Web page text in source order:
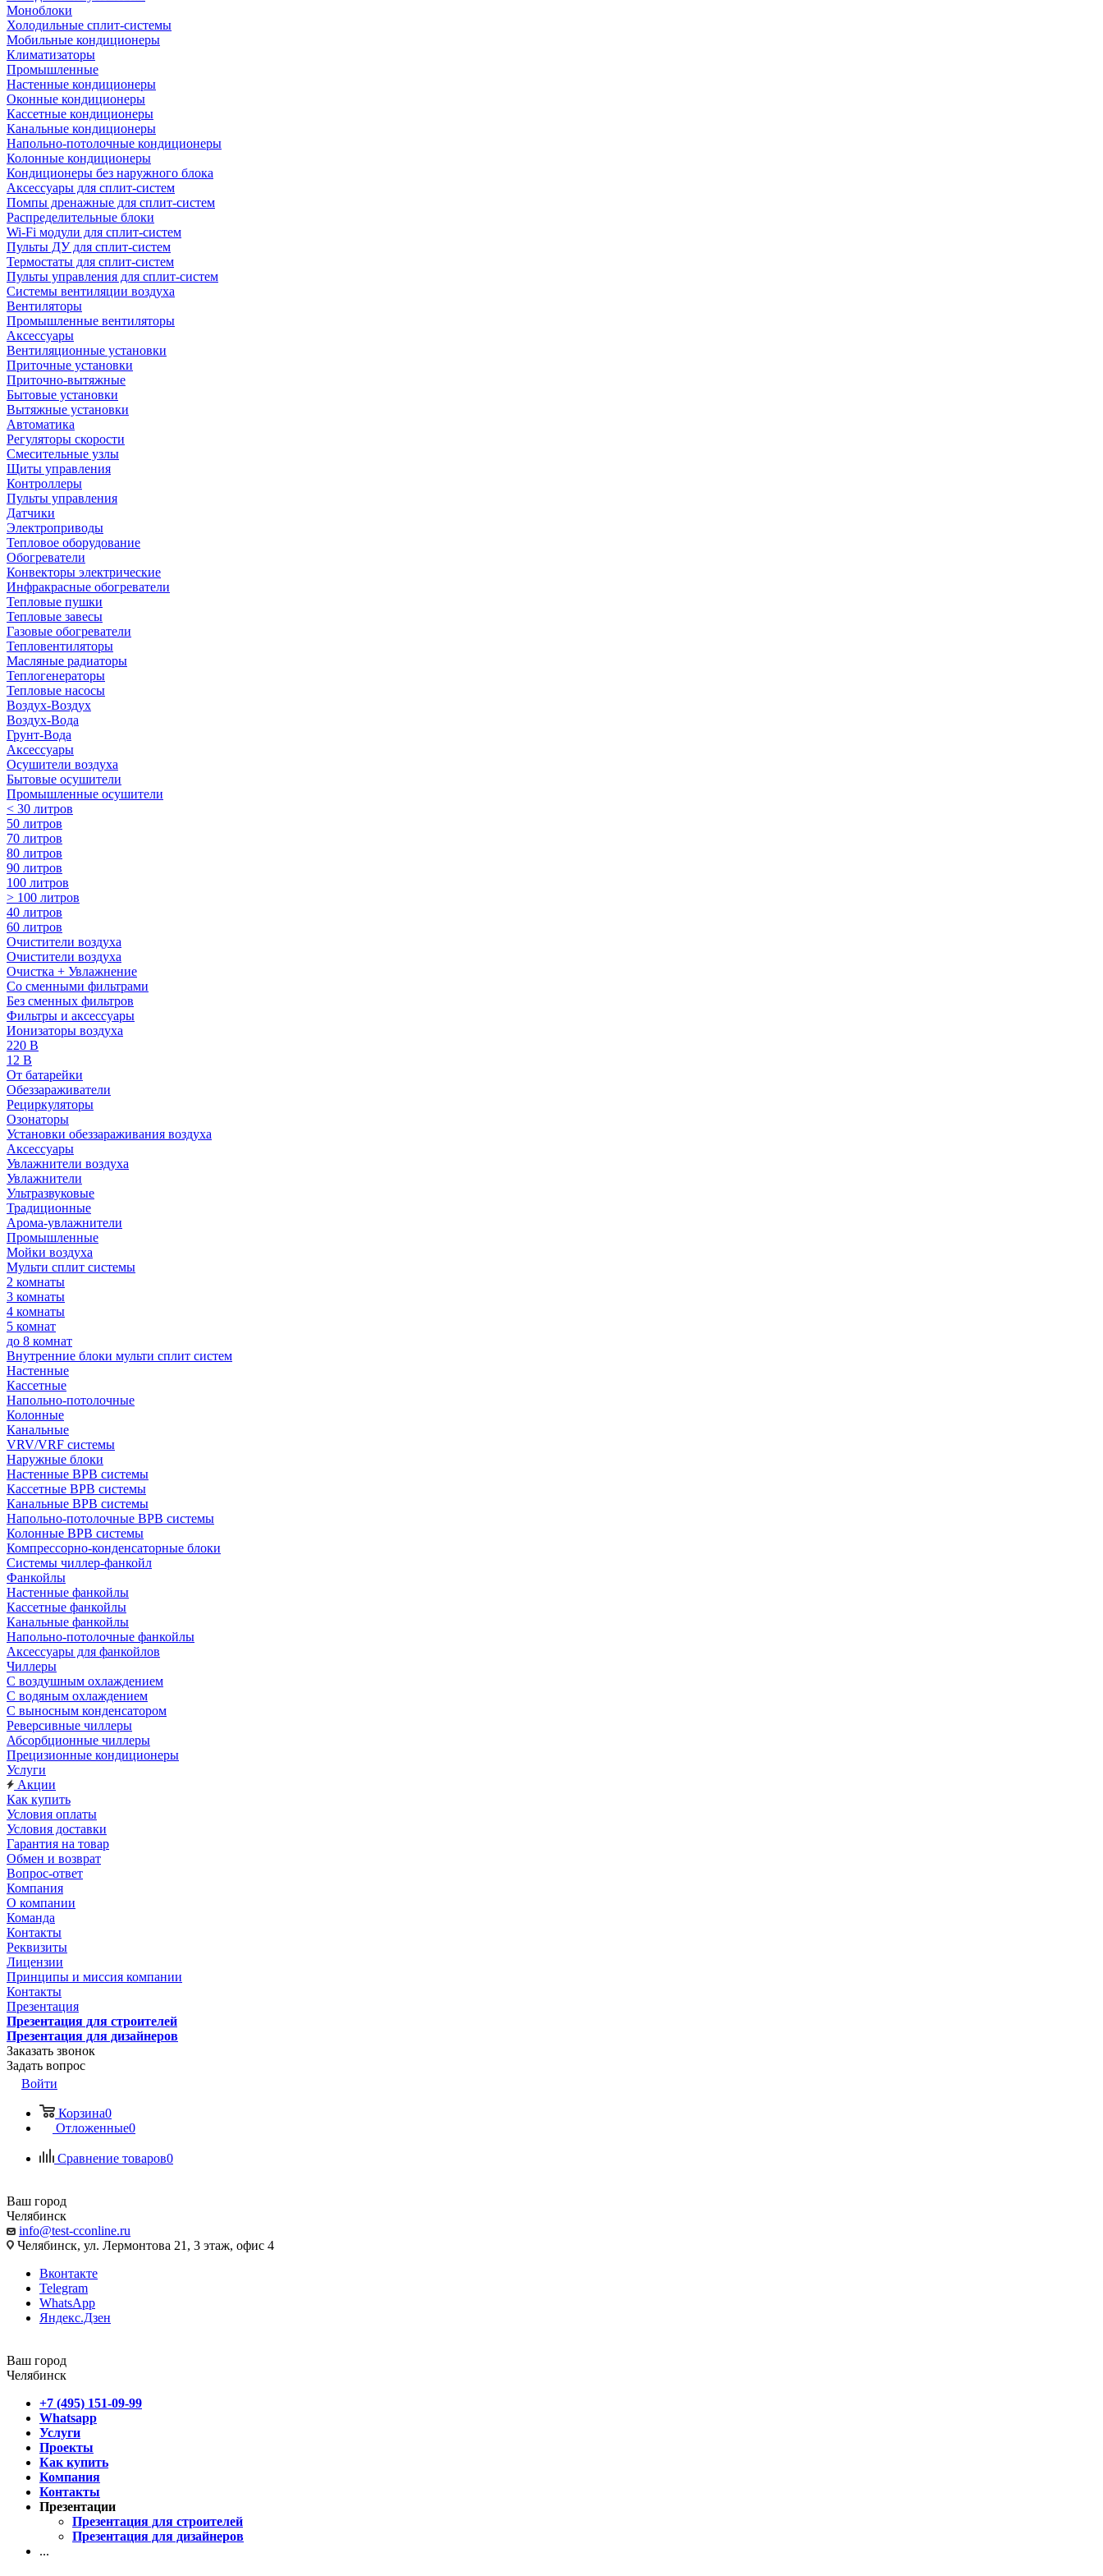
Моноблоки
Холодильные сплит-системы
Мобильные кондиционеры
Климатизаторы
Промышленные
Настенные кондиционеры
Оконные кондиционеры
Кассетные кондиционеры
Канальные кондиционеры
Напольно-потолочные кондиционеры
Колонные кондиционеры
Кондиционеры без наружного блока
Аксессуары для сплит-систем
Помпы дренажные для сплит-систем
Распределительные блоки
Wi-Fi модули для сплит-систем
Пульты ДУ для сплит-систем
Термостаты для сплит-систем
Пульты управления для сплит-систем
Системы вентиляции воздуха
Вентиляторы
Промышленные вентиляторы
Аксессуары
Вентиляционные установки
Приточные установки
Приточно-вытяжные
Бытовые установки
Вытяжные установки
Автоматика
Регуляторы скорости
Смесительные узлы
Щиты управления
Контроллеры
Пульты управления
Датчики
Электроприводы
Тепловое оборудование
Обогреватели
Конвекторы электрические
Инфракрасные обогреватели
Тепловые пушки
Тепловые завесы
Газовые обогреватели
Тепловентиляторы
Масляные радиаторы
Теплогенераторы
Тепловые насосы
Воздух-Воздух
Воздух-Вода
Грунт-Вода
Аксессуары
Осушители воздуха
Бытовые осушители
Промышленные осушители
< 30 литров
50 литров
70 литров
80 литров
90 литров
100 литров
> 100 литров
40 литров
60 литров
Очистители воздуха
Очистители воздуха
Очистка + Увлажнение
Cо сменными фильтрами
Без сменных фильтров
Фильтры и аксессуары
Ионизаторы воздуха
220 В
12 В
От батарейки
Обеззараживатели
Рециркуляторы
Озонаторы
Установки обеззараживания воздуха
Аксессуары
Увлажнители воздуха
Увлажнители
Ультразвуковые
Традиционные
Арома-увлажнители
Промышленные
Мойки воздуха
Мульти сплит системы
2 комнаты
3 комнаты
4 комнаты
5 комнат
до 8 комнат
Внутренние блоки мульти сплит систем
Настенные
Кассетные
Напольно-потолочные
Колонные
Канальные
VRV/VRF системы
Наружные блоки
Настенные ВРВ системы
Кассетные ВРВ системы
Канальные ВРВ системы
Напольно-потолочные ВРВ системы
Колонные ВРВ системы
Компрессорно-конденсаторные блоки
Системы чиллер-фанкойл
Фанкойлы
Настенные фанкойлы
Кассетные фанкойлы
Канальные фанкойлы
Напольно-потолочные фанкойлы
Аксессуары для фанкойлов
Чиллеры
С воздушным охлаждением
С водяным охлаждением
С выносным конденсатором
Реверсивные чиллеры
Абсорбционные чиллеры
Прецизионные кондиционеры
Услуги
Акции
Как купить
Условия оплаты
Условия доставки
Гарантия на товар
Обмен и возврат
Вопрос-ответ
Компания
О компании
Команда
Контакты
Реквизиты
Лицензии
Принципы и миссия компании
Контакты
Презентация
Презентация для строителей
Презентация для дизайнеров
Заказать звонок
Задать вопрос
Войти
Корзина0
Отложенные0
Сравнение товаров0
Ваш город
Челябинск
info@test-cconline.ru
Челябинск, ул. Лермонтова 21, 3 этаж, офис 4
Вконтакте
Telegram
WhatsApp
Яндекс.Дзен
Ваш город
Челябинск
+7 (495) 151-09-99
Whatsapp
Услуги
Проекты
Как купить
Компания
Контакты
Презентации
Презентация для строителей
Презентация для дизайнеров
...